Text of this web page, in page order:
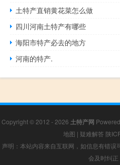
土特产直销黄花菜怎么做
四川河南土特产有哪些
海阳市特产必去的地方
河南的特产.
Copyright © 2012 - 2026 土特产网
地图 | 疑难解答 陕
声明：本站内容来自互联网，如信息有错
会及时纠